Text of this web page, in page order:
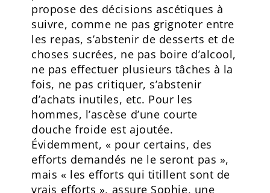
propose des décisions ascétiques à
suivre, comme ne pas grignoter entre
les repas, s’abstenir de desserts et de
choses sucrées, ne pas boire d’alcool,
ne pas effectuer plusieurs tâches à la
fois, ne pas critiquer, s’abstenir
d’achats inutiles, etc. Pour les
hommes, l’ascèse d’une courte
douche froide est ajoutée.
Évidemment, « pour certains, des
efforts demandés ne le seront pas »,
mais « les efforts qui titillent sont de
vrais efforts », assure Sophie, une